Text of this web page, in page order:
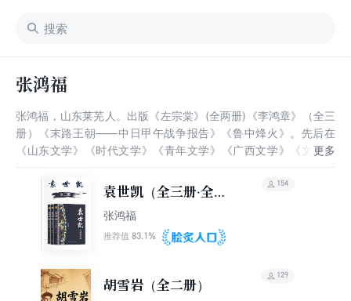
张鸿福
张鸿福，山东莱芜人。出版《左宗棠》(全两册)《李鸿章》（全三
册）《末路王朝——中日甲午战争报告》《鲁中烽火》。先后在
《山东文学》《时代文学》《青年文学》《广西文学》《文学世
《小说月报》选载。
袁世凯（全三册·全新
修订珍藏版）
张鸿福
推荐值 83.1%
154
胡雪岩（全二册）
129